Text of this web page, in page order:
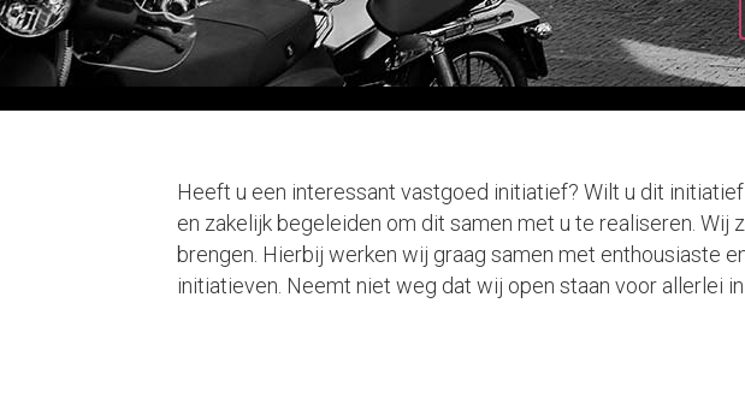
Heeft u een interessant vastgoed initiatief? Wilt u dit
en zakelijk begeleiden om dit samen met u te realiseren.
brengen. Hierbij werken wij graag samen met enthousiaste
initiatieven. Neemt niet weg dat wij open staan voor allerlei